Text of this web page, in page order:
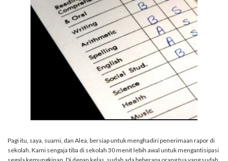
Pagi itu, saya, suami, dan Alea, bersiap untuk menghadiri penerimaan rapor di
sekolah. Kami sengaja tiba di sekolah 30 menit lebih awal untuk mengantisipasi